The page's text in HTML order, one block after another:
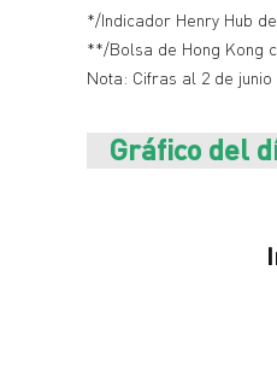
*/Indicador Henry Hub
**/Bolsa de Hong Kong
Nota: Cifras al 2 de
Gráfico del